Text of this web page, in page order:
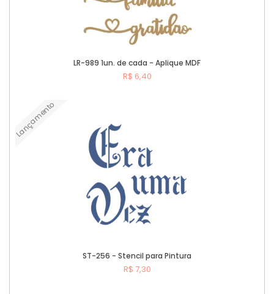
LR-989 1un. de cada - Aplique MDF
R$ 6,40
Lançamento
ST-256 - Stencil para Pintura
R$ 7,30